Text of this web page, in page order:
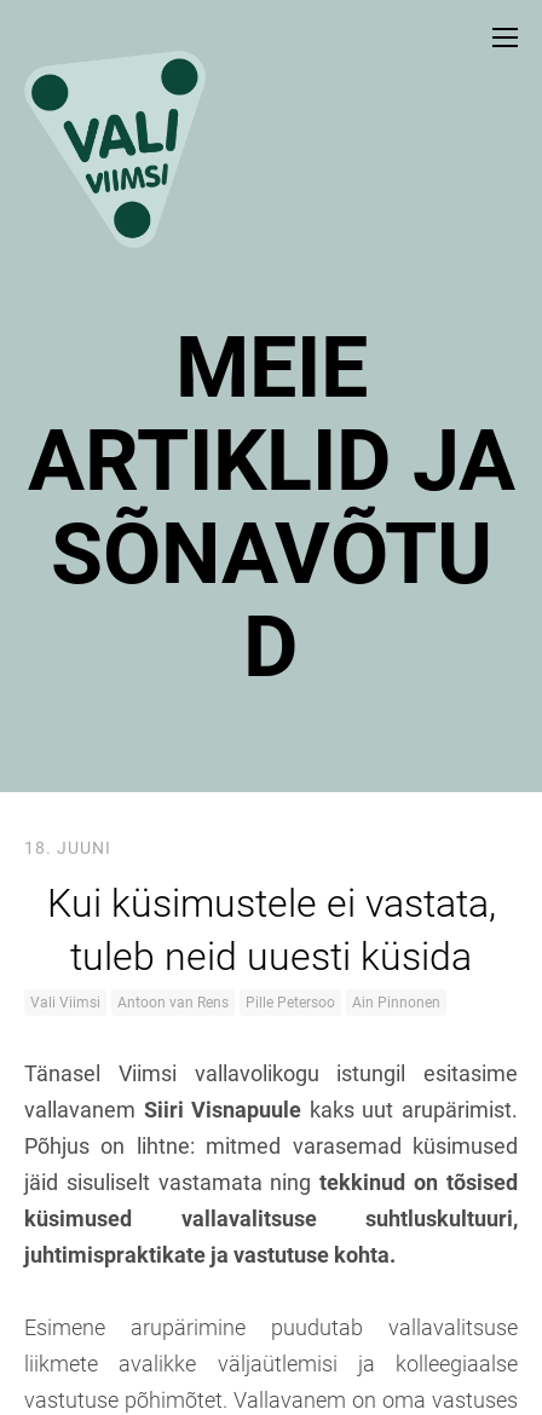
MEIE
ARTIKLID JA
SÕNAVÕTU
D
18. JUUNI
Kui küsimustele ei vastata,
tuleb neid uuesti küsida
Vali Viimsi Antoon van Rens Pille Petersoo Ain Pinnonen
Tänasel Viimsi vallavolikogu istungil esitasime
vallavanem Siiri Visnapuule kaks uut arupärimist.
Põhjus on lihtne: mitmed varasemad küsimused
jäid sisuliselt vastamata ningtekkinud on tõsised
küsimused vallavalitsuse suhtluskultuuri,
juhtimispraktikate ja vastutuse kohta.
Esimene arupärimine puudutab vallavalitsuse
liikmete avalikke väljaütlemisi ja kolleegiaalse
vastutuse põhimõtet. Vallavanem on oma vastuses